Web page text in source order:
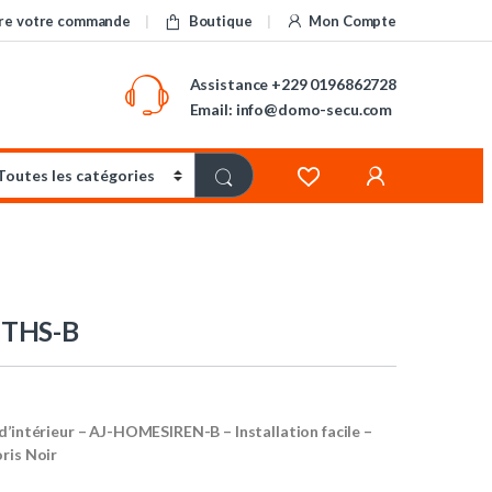
votre commande Boutique Mon Compte
Assistance +229 0196862728
Email: info@domo-secu.com
B
– AJ-HOMESIREN-B – Installation facile –
Noir